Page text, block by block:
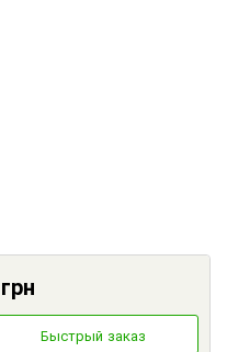
грн
Быстрый заказ